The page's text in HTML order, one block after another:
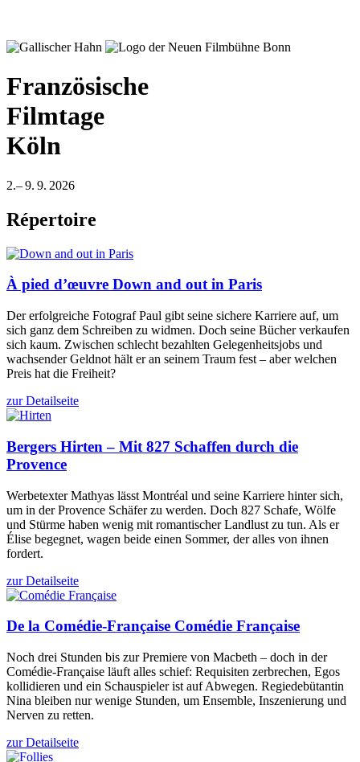
Französische
Filmtage
Köln
2.– 9. 9. 2026
Répertoire
À pied d’œuvre Down and out in Paris
Der erfolgreiche Fotograf Paul gibt seine sichere Karriere auf, um
sich ganz dem Schreiben zu widmen. Doch seine Bücher verkaufen
sich kaum. Zwischen schlecht bezahlten Gelegenheitsjobs und
wachsender Geldnot hält er an seinem Traum fest – aber welchen
Preis hat die Freiheit?
zur Detailseite
Bergers Hirten – Mit 827 Schaffen durch die
Provence
Werbetexter Mathyas lässt Montréal und seine Karriere hinter sich,
um in der Provence Schäfer zu werden. Doch 827 Schafe, Wölfe
und Stürme haben wenig mit romantischer Landlust zu tun. Als er
Élise begegnet, wagen beide einen Sommer, der alles von ihnen
fordert.
zur Detailseite
De la Comédie-Française Comédie Française
Noch drei Stunden bis zur Premiere von Macbeth – doch in der
Comédie-Française läuft alles schief: Requisiten zerbrechen, Egos
kollidieren und ein Schauspieler ist auf Abwegen. Regiedebütantin
Nina bleiben nur wenige Stunden, um Ensemble, Inszenierung und
Nerven zu retten.
zur Detailseite